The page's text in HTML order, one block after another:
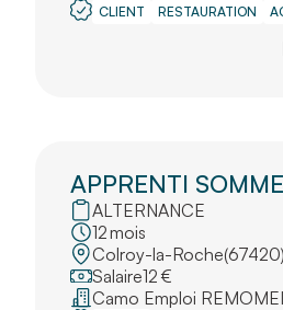
CLIENT RESTAURATION
APPRENTI
ALTERNANCE
12mois
Colroy-la-Roche(67420)
Salaire12 €
Camo Emploi